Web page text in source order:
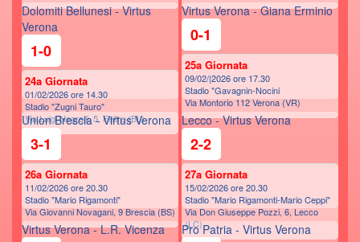
Dolomiti Bellunesi - Virtus
Verona
1-0
24a Giornata
01/02/2026 ore 14.30
Stadio "Zugni Tauro"
Via Luigi Negrelli, 5, Feltre (BL)
Virtus Verona - Giana Erminio
0-1
25a Giornata
09/02/|2026 ore 17.30
Stadio "Gavagnin-Nocini
Via Montorio 112 Verona (VR)
Union Brescia - Virtus Verona
3-1
26a Giornata
11/02/2026 ore 20.30
Stadio "Mario Rigamonti"
Via Giovanni Novagani, 9 Brescia (BS)
Lecco - Virtus Verona
2-2
27a Giornata
15/02/2026 ore 20.30
Stadio "Mario Rigamonti-Mario Ceppi"
Via Don Giuseppe Pozzi, 6, Lecco
(LC)
Virtus Verona - L.R. Vicenza Pro Patria - Virtus Verona